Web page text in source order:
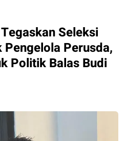
Seleksi
Perusda,
Politik Balas Budi